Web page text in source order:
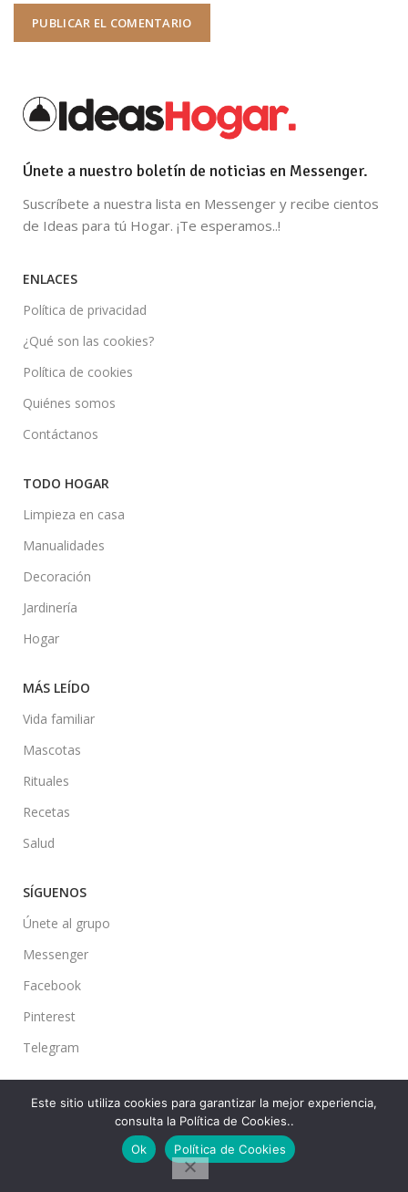
Únete a nuestro boletín de noticias en Messenger.
Suscríbete a nuestra lista en Messenger y recibe cientos
de Ideas para tú Hogar. ¡Te esperamos..!
ENLACES
Política de privacidad
¿Qué son las cookies?
Política de cookies
Quiénes somos
Contáctanos
TODO HOGAR
Limpieza en casa
Manualidades
Decoración
Jardinería
Hogar
MÁS LEÍDO
Vida familiar
Mascotas
Rituales
Recetas
Salud
SÍGUENOS
Únete al grupo
Messenger
Facebook
Pinterest
Telegram
2022 Created ByCMS. Premium Blog Solutions.
Este sitio utiliza cookies para garantizar la mejor experiencia,
consulta la Política de Cookies..
Ok
Política de Cookies